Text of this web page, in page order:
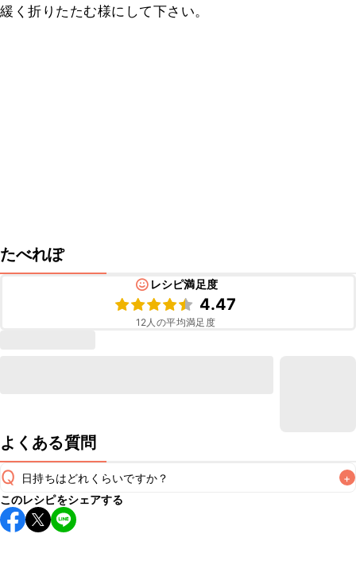
緩く折りたたむ様にして下さい。
たべれぽ
レシピ満足度
4.47
12人の平均満足度
よくある質問
Q 日持ちはどれくらいですか？ +
保存期間は冷蔵で当日中が目安です。なるべくお早めにお召
し上がりください。
このレシピをシェアする